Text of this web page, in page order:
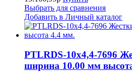
Выбрать для сравнения
Добавить в Личный каталог
PTLRDS-10x4,4-7696
ширина 10.00 мм